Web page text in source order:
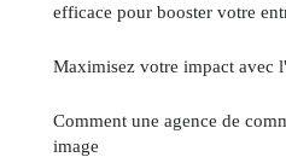
efficace pour booster votre
Maximisez votre impact avec
Comment une agence de
image